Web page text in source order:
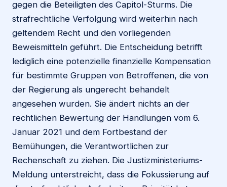
gegen die Beteiligten des Capitol-Sturms. Die
strafrechtliche Verfolgung wird weiterhin nach
geltendem Recht und den vorliegenden
Beweismitteln geführt. Die Entscheidung betrifft
lediglich eine potenzielle finanzielle Kompensation
für bestimmte Gruppen von Betroffenen, die von
der Regierung als ungerecht behandelt
angesehen wurden. Sie ändert nichts an der
rechtlichen Bewertung der Handlungen vom 6.
Januar 2021 und dem Fortbestand der
Bemühungen, die Verantwortlichen zur
Rechenschaft zu ziehen. Die Justizministeriums-
Meldung unterstreicht, dass die Fokussierung auf